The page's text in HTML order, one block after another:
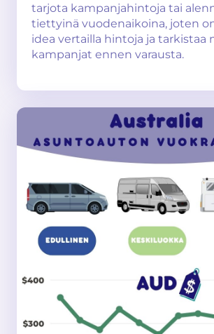
tarjota kampanjahintoja tai
tiettyinä vuodenaikoina, joten
idea vertailla hintoja ja tarkistaa
kampanjat ennen varausta.